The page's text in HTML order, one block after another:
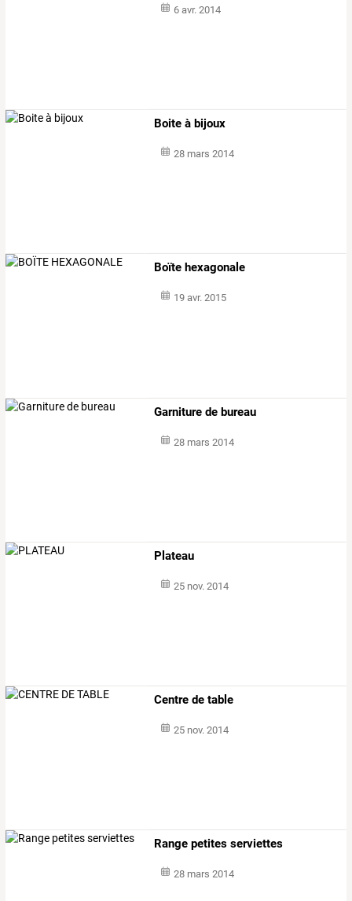
6 avr. 2014
Boite à bijoux
28 mars 2014
Boïte hexagonale
19 avr. 2015
Garniture de bureau
28 mars 2014
Plateau
25 nov. 2014
Centre de table
25 nov. 2014
Range petites serviettes
28 mars 2014